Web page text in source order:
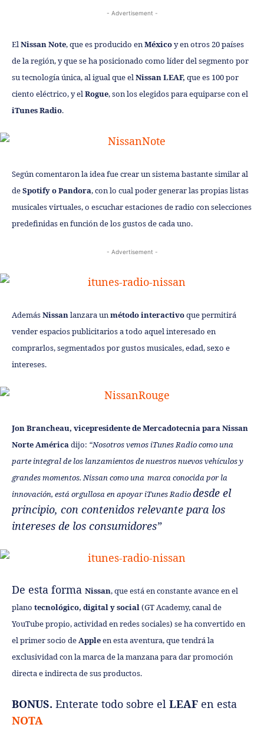
- Advertisement -
El Nissan Note, que es producido en Méxicoy en otros 20 países
de la región, y que se ha posicionado como líder del segmento por
su tecnología única, al igual que el Nissan LEAF, que es 100 por
ciento eléctrico, y el Rogue, son los elegidos para equiparse con el
iTunes Radio.
Según comentaron la idea fue crear un sistema bastante similar al
deSpotify o Pandora, con lo cual poder generar las propias listas
musicales virtuales, o escuchar estaciones de radio con selecciones
predefinidas en función de los gustos de cada uno.
- Advertisement -
AdemásNissan lanzara un método interactivoque permitirá
vender espacios publicitarios a todo aquel interesado en
comprarlos, segmentados por gustos musicales, edad, sexo e
intereses.
Jon Brancheau, vicepresidente de Mercadotecnia para Nissan
Norte América dijo: “Nosotros vemos iTunes Radio como una
parte integral de los lanzamientos de nuestros nuevos vehículos y
grandes momentos. Nissan como una marca conocida por la
innovación, está orgullosa en apoyar iTunes Radiodesde el
principio, con contenidos relevante para los
intereses de los consumidores”
De esta forma Nissan, que está en constante avance en el
plano tecnológico, digital y social (GT Academy, canal de
YouTube propio, actividad en redes sociales) se ha convertido en
el primer socio de Appleen esta aventura, que tendrá la
exclusividad con la marca de la manzana para dar promoción
directa e indirecta de sus productos.
BONUS. Enterate todo sobre el LEAF en esta
NOTA